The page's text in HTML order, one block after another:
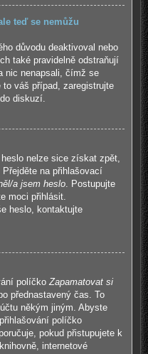
teď se nemůžu
důvodu deaktivoval nebo
také pravidelně odstraňují
nic nenapsali, čímž se
váš případ, zaregistrujte
diskuzí.
nelze sice získat zpět,
na přihlašovací
a jsem heslo. Postupujte
moci přihlásit.
heslo, kontaktujte
políčko Zapamatovat si
přednastavený čas. To
někým jiným. Abyste
políčko
pokud přistupujete k
internetové